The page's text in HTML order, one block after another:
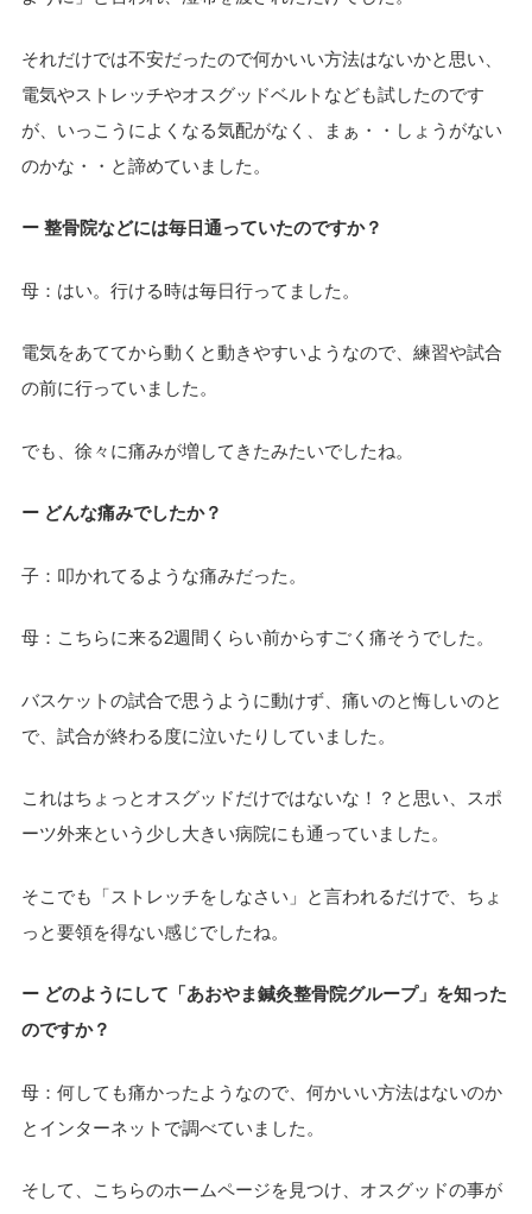
それだけでは不安だったので何かいい方法はないかと思い、
電気やストレッチやオスグッドベルトなども試したのです
が、いっこうによくなる気配がなく、まぁ・・しょうがない
のかな・・と諦めていました。
ー 整骨院などには毎日通っていたのですか？
母：はい。行ける時は毎日行ってました。
電気をあててから動くと動きやすいようなので、練習や試合
の前に行っていました。
でも、徐々に痛みが増してきたみたいでしたね。
ー どんな痛みでしたか？
子：叩かれてるような痛みだった。
母：こちらに来る2週間くらい前からすごく痛そうでした。
バスケットの試合で思うように動けず、痛いのと悔しいのと
で、試合が終わる度に泣いたりしていました。
これはちょっとオスグッドだけではないな！？と思い、スポ
ーツ外来という少し大きい病院にも通っていました。
そこでも「ストレッチをしなさい」と言われるだけで、ちょ
っと要領を得ない感じでしたね。
ー どのようにして「あおやま鍼灸整骨院グループ」を知った
のですか？
母：何しても痛かったようなので、何かいい方法はないのか
とインターネットで調べていました。
そして、こちらのホームページを見つけ、オスグッドの事が